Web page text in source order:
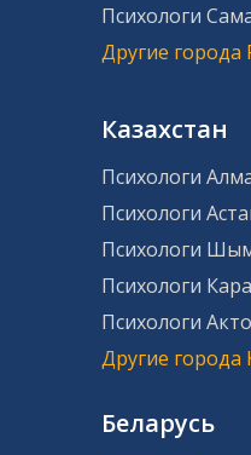
Психологи
Другие города
Казахстан
Психологи
Психологи
Психологи
Психологи
Психологи
Другие города
Беларусь